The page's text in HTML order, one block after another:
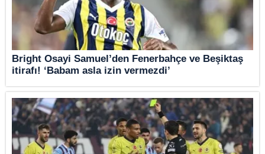
Bright Osayi Samuel’den Fenerbahçe ve Beşiktaş
itirafı! ‘Babam asla izin vermezdi’